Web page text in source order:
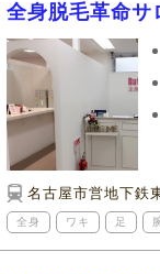
全身脱毛革命サ
名古屋市営地下鉄東山線「栄」駅から徒歩３
全身 ワキ 足